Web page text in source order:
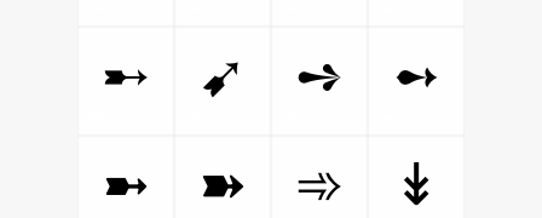
➸
➹ ➺
➻
➼
➽ ➾
↡